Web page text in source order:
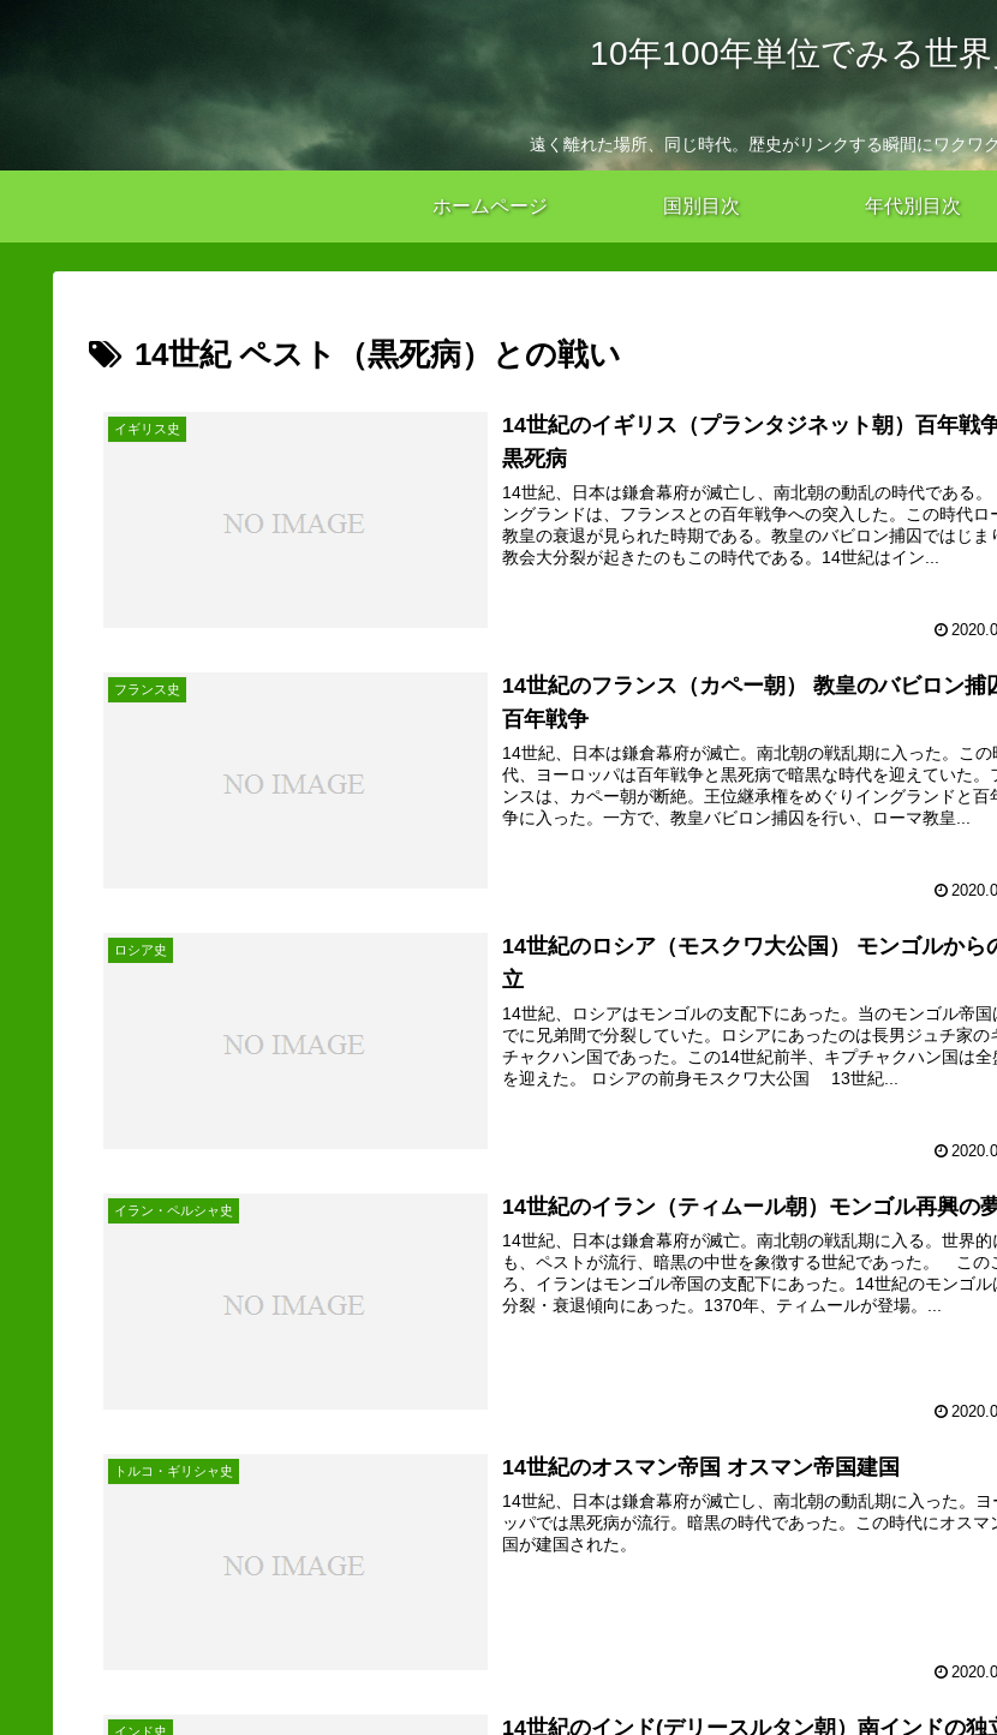
10年100年単位でみる世界
遠く離れた場所、同じ時代。歴史がリンクする瞬間にワクワ
ホームページ 国別目次 年代別目次
14世紀 ペスト（黒死病）との戦い
イギリス史
14世紀のイギリス（プランタジネット朝）百年戦
黒死病
14世紀、日本は鎌倉幕府が滅亡し、南北朝の動乱の時代である
ングランドは、フランスとの百年戦争への突入した。この時代ロ
教皇の衰退が見られた時期である。教皇のバビロン捕囚ではじま
教会大分裂が起きたのもこの時代である。14世紀はイン...
フランス史
14世紀のフランス（カペー朝） 教皇のバビロン捕
百年戦争
14世紀、日本は鎌倉幕府が滅亡。南北朝の戦乱期に入った。この
代、ヨーロッパは百年戦争と黒死病で暗黒な時代を迎えていた。
ンスは、カペー朝が断絶。王位継承権をめぐりイングランドと百
争に入った。一方で、教皇バビロン捕囚を行い、ローマ教皇...
ロシア史
14世紀のロシア（モスクワ大公国） モンゴルから
立
14世紀、ロシアはモンゴルの支配下にあった。当のモンゴル帝国
でに兄弟間で分裂していた。ロシアにあったのは長男ジュチ家の
チャクハン国であった。この14世紀前半、キプチャクハン国は全
を迎えた。 ロシアの前身モスクワ大公国 13世紀...
イラン・ペルシャ史 14世紀のイラン（ティムール朝）モンゴル再興の
14世紀、日本は鎌倉幕府が滅亡。南北朝の戦乱期に入る。世界的
も、ペストが流行、暗黒の中世を象徴する世紀であった。 この
ろ、イランはモンゴル帝国の支配下にあった。14世紀のモンゴル
分裂・衰退傾向にあった。1370年、ティムールが登場。...
トルコ・ギリシャ史 14世紀のオスマン帝国 オスマン帝国建国
14世紀、日本は鎌倉幕府が滅亡し、南北朝の動乱期に入った。ヨ
ッパでは黒死病が流行。暗黒の時代であった。この時代にオスマ
国が建国された。
インド史
14世紀のインド(デリースルタン朝）南インドの独